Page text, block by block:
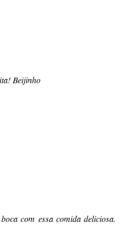
Beijinho
com essa comida deliciosa.